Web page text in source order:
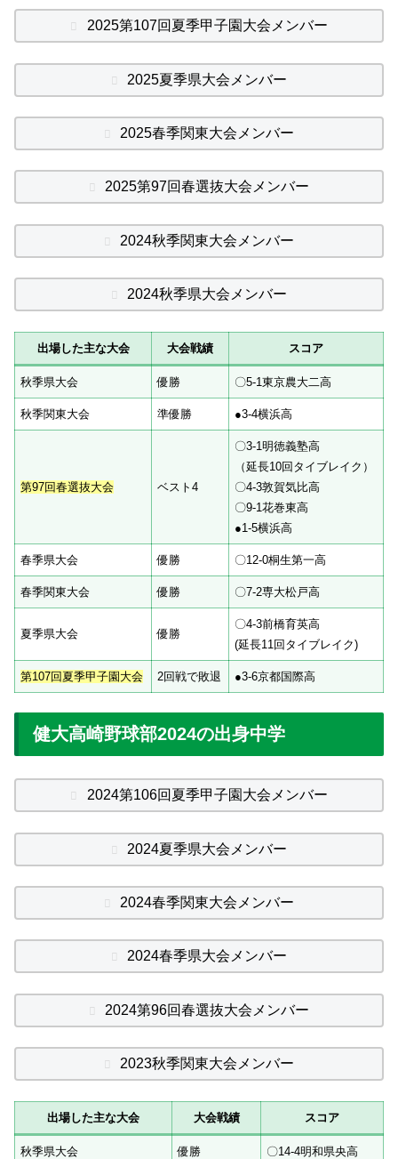
2025第107回夏季甲子園大会メンバー
2025夏季県大会メンバー
2025春季関東大会メンバー
2025第97回春選抜大会メンバー
2024秋季関東大会メンバー
2024秋季県大会メンバー
出場した主な大会 大会戦績 スコア
秋季県大会 優勝 〇5-1東京農大二高
秋季関東大会 準優勝 ●3-4横浜高
第97回春選抜大会 ベスト4
〇3-1明徳義塾高
（延長10回タイブレイク）
〇4-3敦賀気比高
〇9-1花巻東高
●1-5横浜高
春季県大会 優勝 〇12-0桐生第一高
春季関東大会 優勝 〇7-2専大松戸高
夏季県大会 優勝
〇4-3前橋育英高
(延長11回タイブレイク)
第107回夏季甲子園大会 2回戦で敗退 ●3-6京都国際高
健大高崎野球部2024の出身中学
2024第106回夏季甲子園大会メンバー
2024夏季県大会メンバー
2024春季関東大会メンバー
2024春季県大会メンバー
2024第96回春選抜大会メンバー
2023秋季関東大会メンバー
出場した主な大会 大会戦績 スコア
秋季県大会 優勝 〇14-4明和県央高